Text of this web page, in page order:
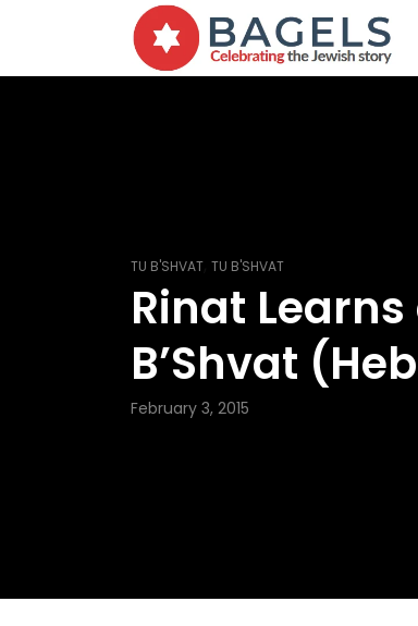
TU B'SHVAT TU B'SHVAT
Rinat
B’Shvat
February 3, 2015